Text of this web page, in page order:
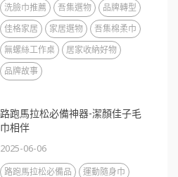
洗臉巾推薦 吾集選物
品牌轉型
佳格家居
家居選物
吾集棉柔巾
無螺絲工作桌
居家收納好物
品牌故事
路跑馬拉松必備神器-潔顏佳子毛
巾相伴
2025-06-06
路跑馬拉松必備品 運動隨身巾